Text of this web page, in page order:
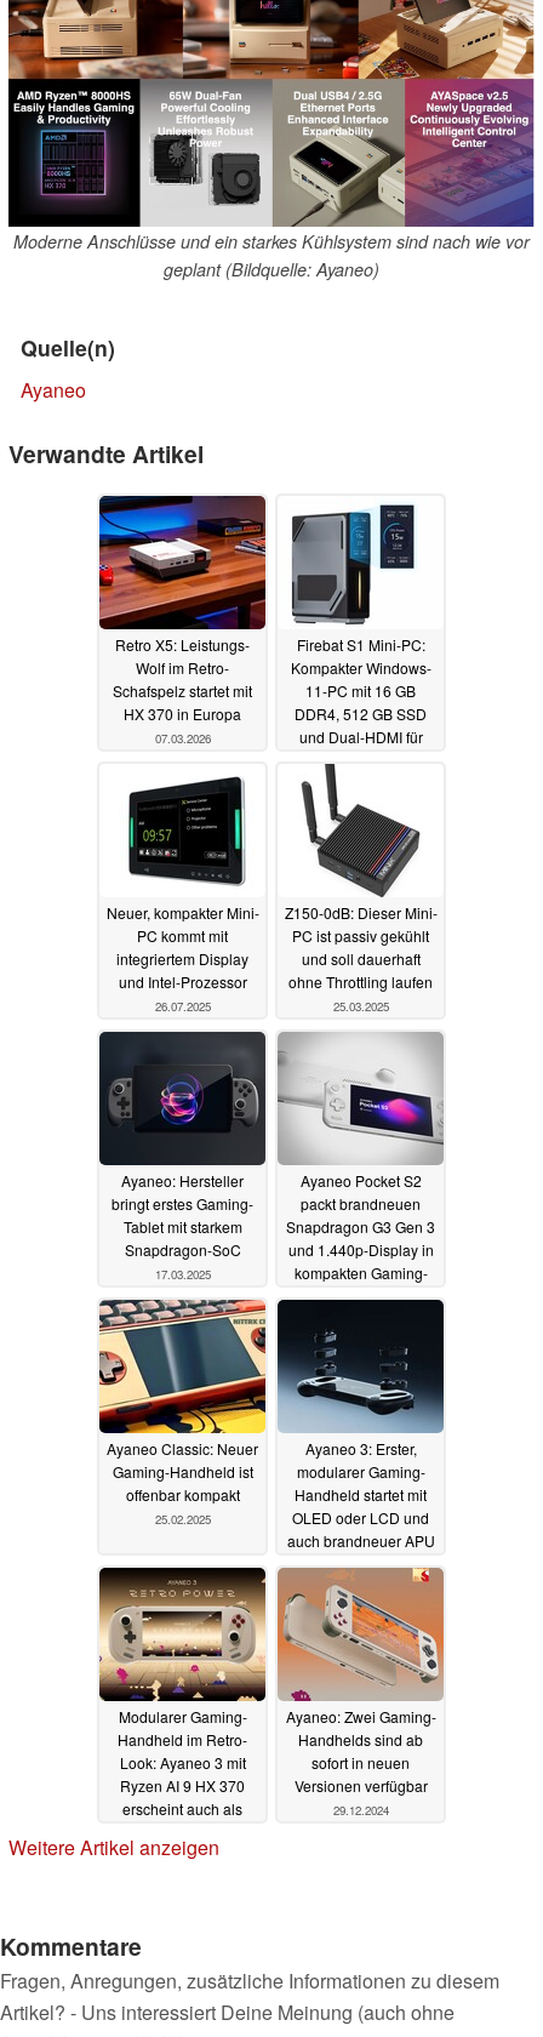
Moderne Anschlüsse und ein starkes Kühlsystem sind nach wie vor
geplant (Bildquelle: Ayaneo)
Quelle(n)
Ayaneo
Verwandte Artikel
Retro X5: Leistungs-
Wolf im Retro-
Schafspelz startet mit
HX 370 in Europa
07.03.2026
Firebat S1 Mini-PC:
Kompakter Windows-
11-PC mit 16 GB
DDR4, 512 GB SSD
und Dual-HDMI für
Alltagsanwendungen
18.10.2025
Neuer, kompakter Mini-
PC kommt mit
integriertem Display
und Intel-Prozessor
26.07.2025
Z150-0dB: Dieser Mini-
PC ist passiv gekühlt
und soll dauerhaft
ohne Throttling laufen
25.03.2025
Ayaneo: Hersteller
bringt erstes Gaming-
Tablet mit starkem
Snapdragon-SoC
17.03.2025
Ayaneo Pocket S2
packt brandneuen
Snapdragon G3 Gen 3
und 1.440p-Display in
kompakten Gaming-
Handheld17.03.2025
Ayaneo Classic: Neuer
Gaming-Handheld ist
offenbar kompakt
25.02.2025
Ayaneo 3: Erster,
modularer Gaming-
Handheld startet mit
OLED oder LCD und
auch brandneuer APU
und OCuLink mit
Rabatt
Modularer Gaming-
Handheld im Retro-
Look: Ayaneo 3 mit
Ryzen AI 9 HX 370
erscheint auch als
21.01.2025
Ayaneo: Zwei Gaming-
Handhelds sind ab
sofort in neuen
Versionen verfügbar
29.12.2024
Weitere Artikel anzeigen
Kommentare
Fragen, Anregungen, zusätzliche Informationen zu diesem
Artikel? - Uns interessiert Deine Meinung (auch ohne